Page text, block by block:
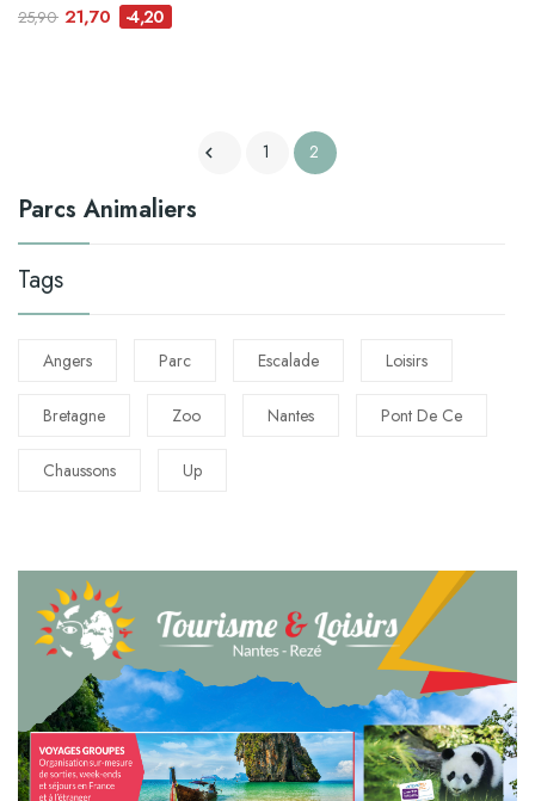
Parcs Animaliers
Tags
Angers Parc Escalade Loisirs
Bretagne Zoo Nantes Pont De Ce
Chaussons Up
25,90 21,70 -4,20
 1 2